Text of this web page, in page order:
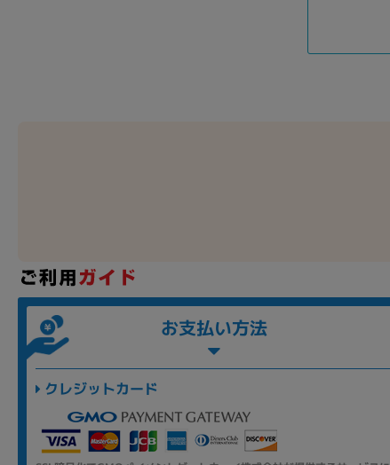
お支払い方法
クレジットカード